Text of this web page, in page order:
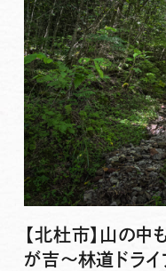
【北杜市】山の
が吉〜林道ドラ